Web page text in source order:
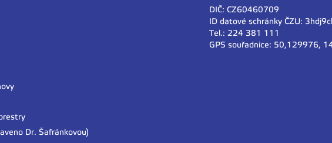
Dr. Šafránkovou)
DIČ: CZ60460709
ID datové schránky ČZU:
Tel.: 224 381 111
GPS souřadnice: 50,129976,